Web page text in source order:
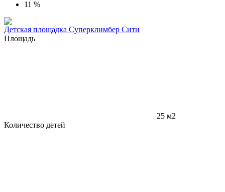
11 %
Детская площадка Суперклимбер Сити
Площадь
25 м2
Количество детей